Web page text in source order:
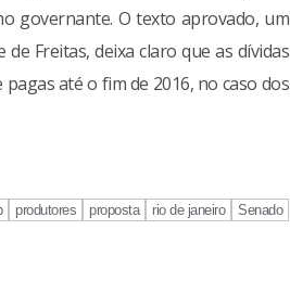
governante. O texto aprovado, um
Freitas, deixa claro que as dívidas
até o fim de 2016, no caso dos
produtores proposta rio de janeiro
Senado